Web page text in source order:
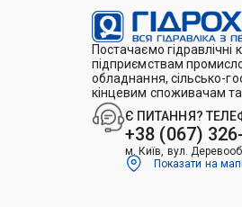
Постачаємо гідравлічні
підприємствам
обладнання, сільсько-
кінцевим споживачам
Є ПИТАННЯ?
+38 (067)
м. Київ, вул.
Показати на мапі